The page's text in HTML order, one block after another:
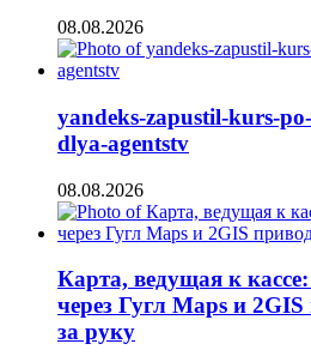
08.08.2026
yandeks-zapustil-kurs-
dlya-agentstv
08.08.2026
Карта, ведущая к
через Гугл Maps и
за руку